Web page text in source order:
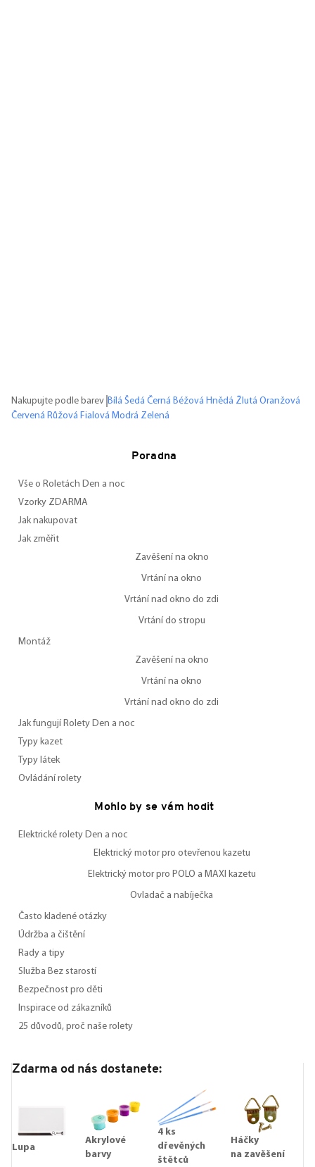
Nakupujte podle barev Bílá Šedá Černá Béžová Hnědá Žlutá Oranžová
Červená Růžová Fialová Modrá Zelená
Poradna
Vše o Roletách Den a noc
Vzorky ZDARMA
Jak nakupovat
Jak změřit
Zavěšení na okno
Vrtání na okno
Vrtání nad okno do zdi
Vrtání do stropu
Montáž
Zavěšení na okno
Vrtání na okno
Vrtání nad okno do zdi
Jak fungují Rolety Den a noc
Typy kazet
Typy látek
Ovládání rolety
Mohlo by se vám hodit
Elektrické rolety Den a noc
Elektrický motor pro otevřenou kazetu
Elektrický motor pro POLO a MAXI kazetu
Ovladač a nabíječka
Často kladené otázky
Údržba a čištění
Rady a tipy
Služba Bez starostí
Bezpečnost pro děti
Inspirace od zákazníků
25 důvodů, proč naše rolety
Zdarma od nás dostanete:
Lupa
Akrylové
barvy
4 ks
dřevěných
štětců
Háčky
na zavěšení